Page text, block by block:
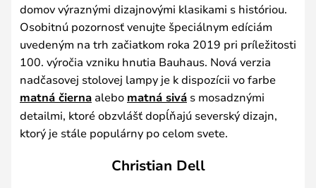
domov výraznými dizajnovými klasikami s históriou.
Osobitnú pozornosť venujte špeciálnym edíciám
uvedeným na trh začiatkom roka 2019 pri príležitosti
100. výročia vzniku hnutia Bauhaus. Nová verzia
nadčasovej stolovej lampy je k dispozícii vo farbe
matná čierna alebo matná sivá s mosadznými
detailmi, ktoré obzvlášť dopĺňajú severský dizajn,
ktorý je stále populárny po celom svete.
Christian Dell